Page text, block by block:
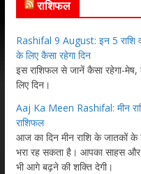
राशिफल
Rashifal 9 August: इन 5 राशि
के लिए कैसा रहेगा दिन
इस राशिफल से जानें कैसा रहेगा-
लिए दिन।
Aaj Ka Meen Rashifal: मीन
राशिफल
आज का दिन मीन राशि के जातकों
भरा रह सकता है। आपका साहस और
भी आगे बढ़ने की शक्ति देगी।